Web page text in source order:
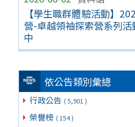
【學生職群體驗活動】
營-卓越領袖探索營系列活
中
依公告類別彙總
行政公告 ( 5,901 )
榮譽榜 ( 154 )